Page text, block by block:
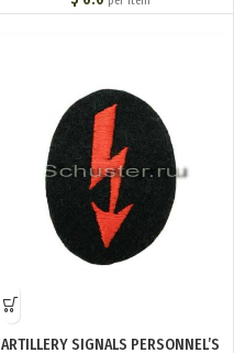
ARTILLERY SIGNALS PERSONNEL’S